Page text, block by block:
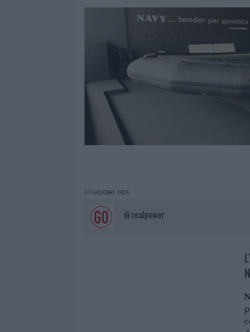
17 GIUGNO 2025
di realpower